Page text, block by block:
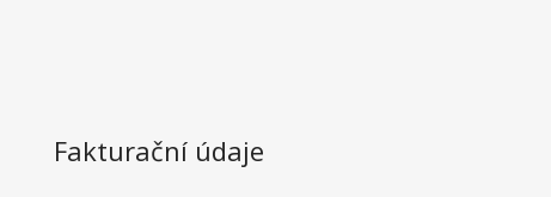
Fakturační údaje